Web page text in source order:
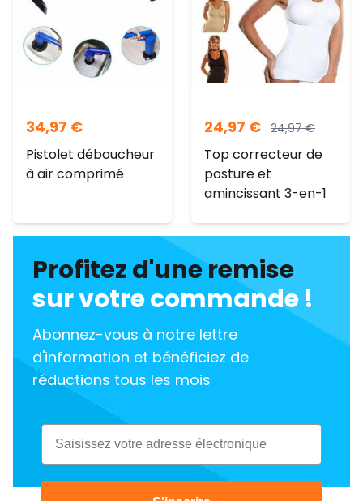
et
du
34,97 €
Pistolet déboucheur
à air comprimé
24,97 € 24,97€
Top correcteur de
posture et
amincissant 3-en-1
Profitez d'une remise
sur votre commande !
Abonnez-vous à notre lettre
d'information et bénéficiez de
réductions tous les mois
Email